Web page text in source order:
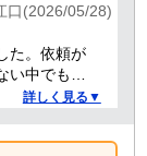
口(2026/05/28)
た。依頼が
中でも迅
。 ありがと
詳しく見る▼